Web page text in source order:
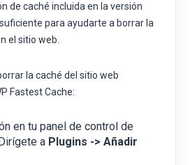
de caché incluida en la versión
para ayudarte a borrar la
el sitio web.
la caché del sitio web
Fastest Cache:
en tu panel de control de
a Plugins -> Añadir